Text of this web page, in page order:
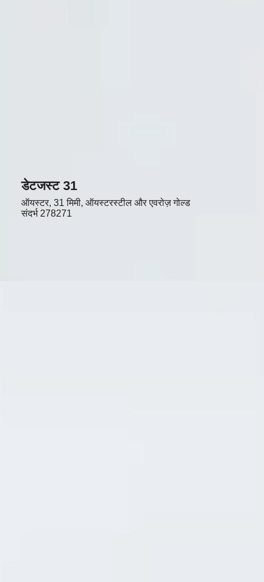
डेटजस्ट 31
ऑयस्टर, 31 मिमी, ऑयस्टरस्टील और एवरोज़ गोल्ड
संदर्भ 278271